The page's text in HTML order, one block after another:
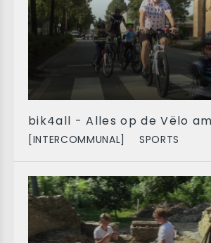
bik4all - Alles op de Vëlo
[INTERCOMMUNAL] SPORTS